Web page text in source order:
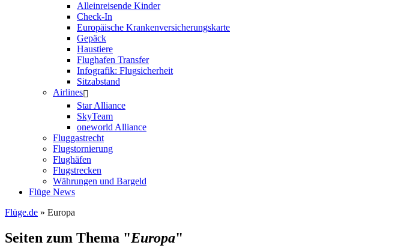
Alleinreisende Kinder
Check-In
Europäische Krankenversicherungskarte
Gepäck
Haustiere
Flughafen Transfer
Infografik: Flugsicherheit
Sitzabstand
Airlines
Star Alliance
SkyTeam
oneworld Alliance
Fluggastrecht
Flugstornierung
Flughäfen
Flugstrecken
Währungen und Bargeld
Flüge News
Flüge.de » Europa
Seiten zum Thema "Europa"